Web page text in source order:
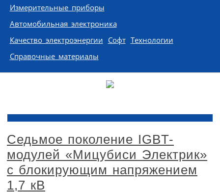
Измерительные приборы
Автомобильная электроника
Качество электроэнергии Софт Технологии
Справочные материалы
Седьмое поколение IGBT-
модулей «Мицубиси Электрик»
с блокирующим напряжением
1,7 кВ